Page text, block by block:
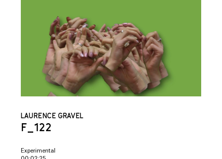
LAURENCE GRAVEL
F_122
Experimental